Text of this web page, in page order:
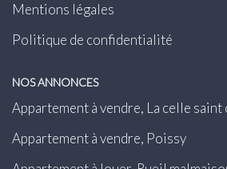
Mentions légales
Politique de confidentialité
NOS ANNONCES
Appartement à vendre, La celle saint
Appartement à vendre, Poissy